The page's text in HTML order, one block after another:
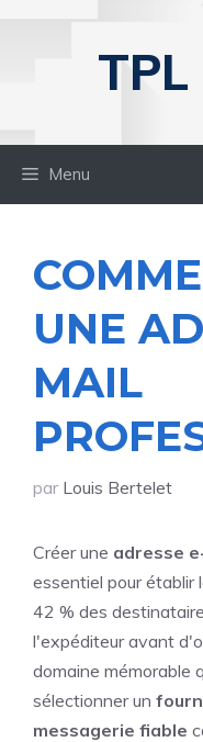
TPL
Menu
UNE
MAIL
par Louis Bertelet
Créer une adresse
essentiel pour établir
42 % des
l'expéditeur avant
domaine mémorable
sélectionner un
messagerie fiable